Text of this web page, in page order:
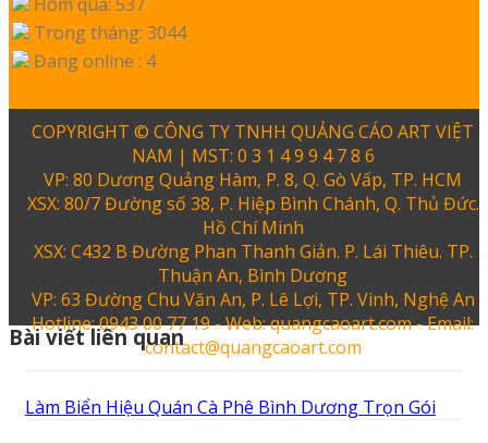
Trong tháng: 3044
Đang online : 4
COPYRIGHT © CÔNG TY TNHH QUẢNG CÁO ART VIỆT
NAM | MST: 0 3 1 4 9 9 4 7 8 6
VP: 80 Dương Quảng Hàm, P. 8, Q. Gò Vấp, TP. HCM
XSX: 80/7 Đường số 38, P. Hiệp Bình Chánh, Q. Thủ Đức.
Hồ Chí Minh
XSX: C432 B Đường Phan Thanh Giản. P. Lái Thiêu. TP.
Thuận An, Bình Dương
VP: 63 Đường Chu Văn An, P. Lê Lợi, TP. Vinh, Nghệ An
Hotline: 0943 00 77 19 - Web: quangcaoart.com - Email:
contact@quangcaoart.com
Bài viết liên quan
Làm Biển Hiệu Quán Cà Phê Bình Dương Trọn Gói